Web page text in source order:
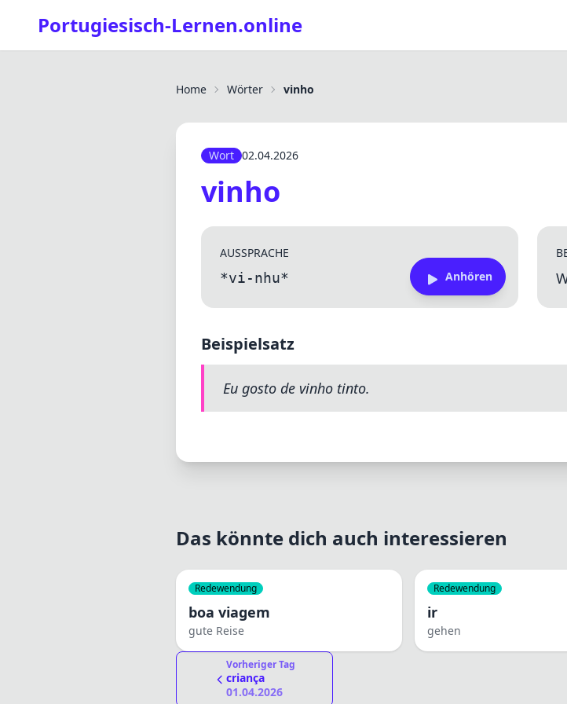
Portugiesisch-Lernen.online
Home Wörter vinho
Wort 02.04.2026
vinho
AUSSPRACHE
*vi-nhu* Anhören
Beispielsatz
Eu gosto de vinho tinto.
Das könnte dich auch interessieren
Redewendung
boa viagem
gute Reise
Redewendung
ir
gehen
Vorheriger Tag
criança
01.04.2026